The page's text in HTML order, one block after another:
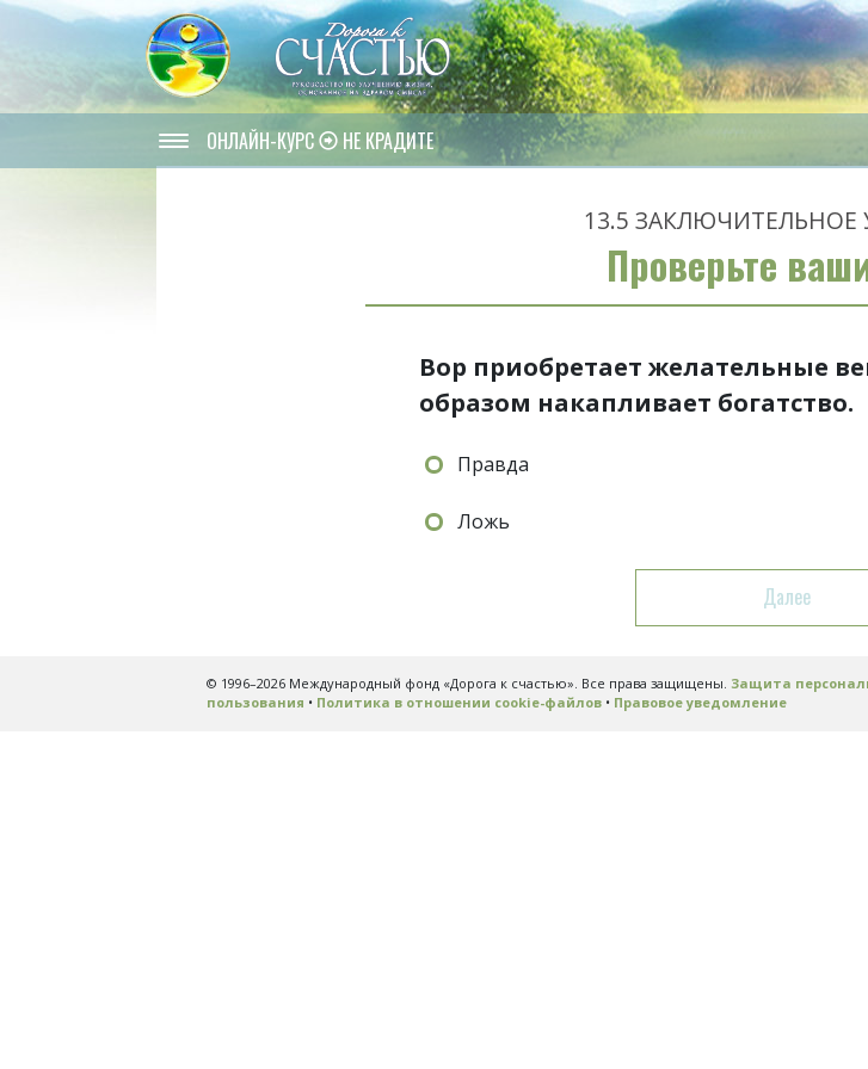
ОНЛАЙН-КУРС НЕ КРАДИТЕ
13.5 ЗАКЛЮЧИТЕЛЬНОЕ
Проверьте
Вор приобретает желательные
образом накапливает богатство.
Правда
Ложь
Далее
© 1996–2026 Международный фонд «Дорога к счастью». Все права защищены. Защита
пользования • Политика в отношении cookie-файлов• Правовое уведомление